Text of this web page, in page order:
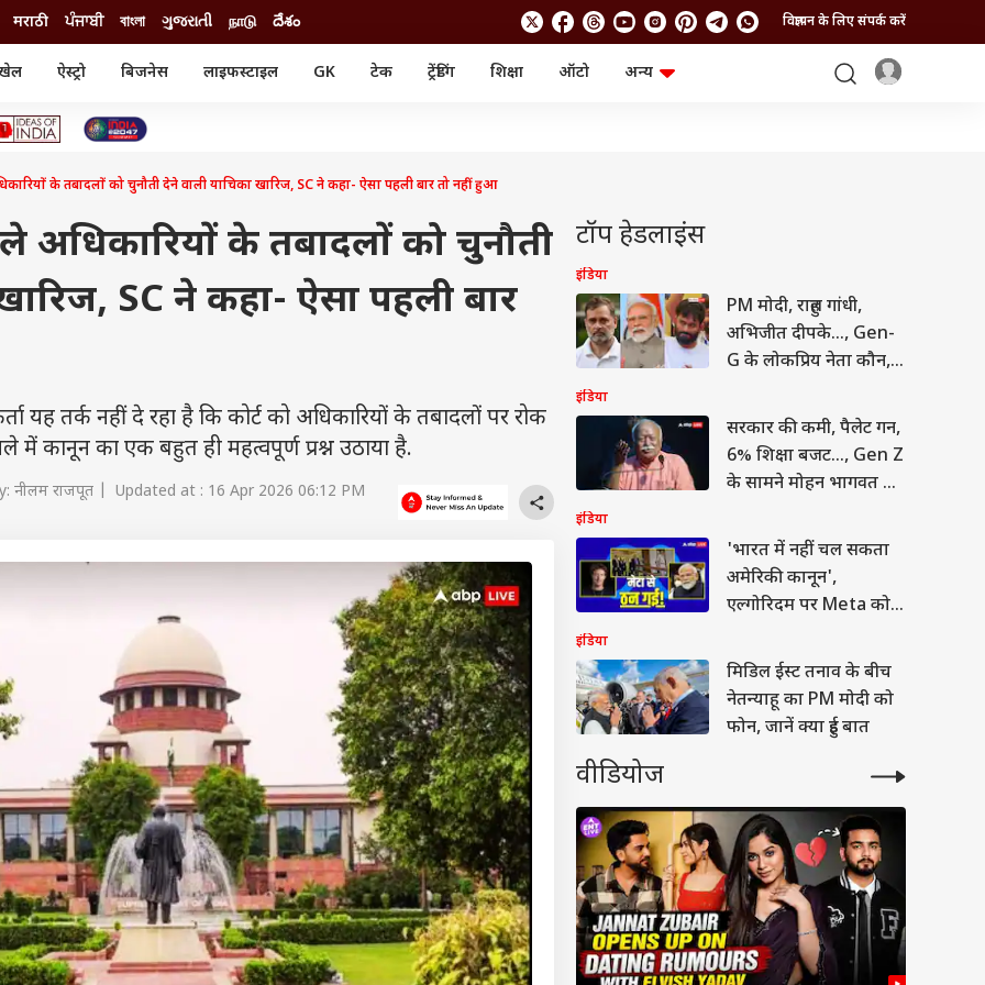
मराठी ਪੰਜਾਬੀ বাংলা ગુજરાતી நாடு దేశం विज्ञापन के लिए संपर्क करें
ऐस्ट्रो बिजनेस लाइफस्टाइल GK टेक ट्रेंडिंग शिक्षा ऑटो
अन्य
सिनेमा
आईपीओ
मोबाइल
चैटजीपीटी
गैजेट
रिजल्ट
नौकरी
वेब स्टोरीज फोटो गैलरी
यूटिलिटी न्यूज़
वीडियो
के तबादलों को चुनौती देने वाली याचिका खारिज, SC ने कहा- ऐसा पहली बार तो नहीं हुआ
अधिकारियों के तबादलों को चुनौती
SC ने कहा- ऐसा पहली बार
यह तर्क नहीं दे रहा है कि कोर्ट को अधिकारियों के तबादलों पर रोक
में कानून का एक बहुत ही महत्वपूर्ण प्रश्न उठाया है.
नीलम राजपूत | Updated at : 16 Apr 2026 06:12 PM
टॉप हेडलाइंस
इंडिया
PM मोदी, राहुल गांधी,
अभिजीत दीपके..., Gen-
G के लोकप्रिय नेता कौन,
इंडिया
सरकार की कमी, पैलेट गन,
6% शिक्षा बजट..., Gen Z
के सामने मोहन भागवत का
इंडिया
'भारत में नहीं चल सकता
अमेरिकी कानून',
एल्गोरिदम पर Meta को
इंडिया
मिडिल ईस्ट तनाव के बीच
नेतन्याहू का PM मोदी को
फोन, जानें क्या हुई बात
वीडियोज
आर्टिकल्स टॉप रील्स